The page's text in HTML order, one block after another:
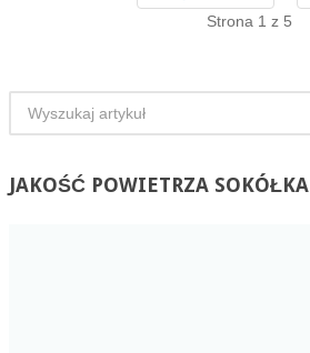
Strona 1 z 5
JAKOŚĆPOWIETRZA SOKÓŁKA